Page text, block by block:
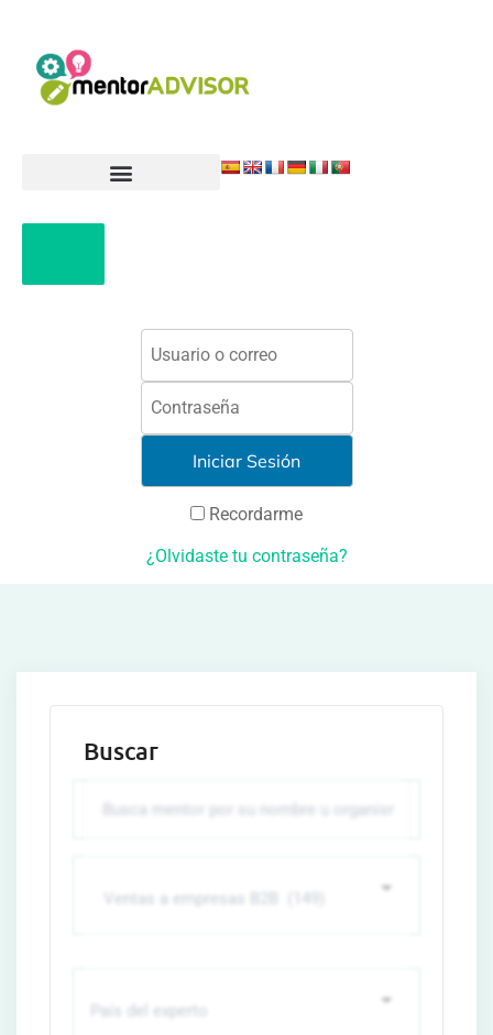
Recordarme
¿Olvidaste tu contraseña?
Buscar